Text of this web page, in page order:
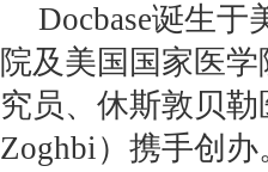
Docbase诞生
院及美国国家医
究员、休斯敦贝
Zoghbi）携手创